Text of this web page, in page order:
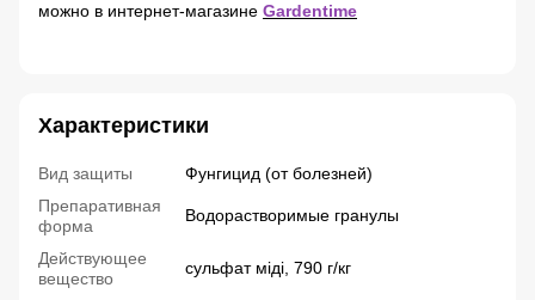
можно в интернет-магазине Gardentime
Характеристики
Вид защиты
Фунгицид (от болезней)
Препаративная
форма
Водорастворимые гранулы
Действующее
вещество
сульфат міді, 790 г/кг